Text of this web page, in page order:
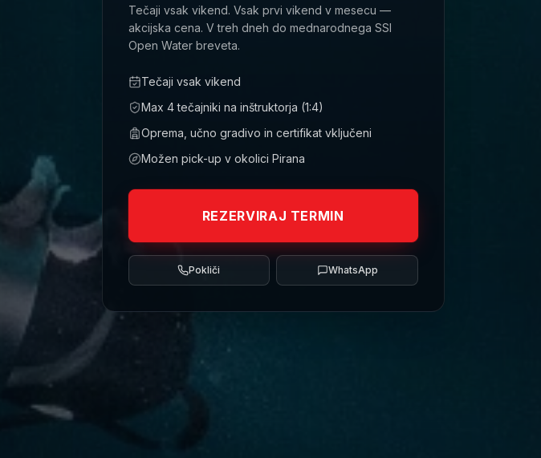
Tečaji vsak vikend. Vsak prvi vikend v mesecu —
akcijska cena. V treh dneh do mednarodnega SSI
Open Water breveta.
Tečaji vsak vikend
Max 4 tečajniki na inštruktorja (1:4)
Oprema, učno gradivo in certifikat vključeni
Možen pick-up v okolici Pirana
REZERVIRAJ TERMIN
Pokliči WhatsApp